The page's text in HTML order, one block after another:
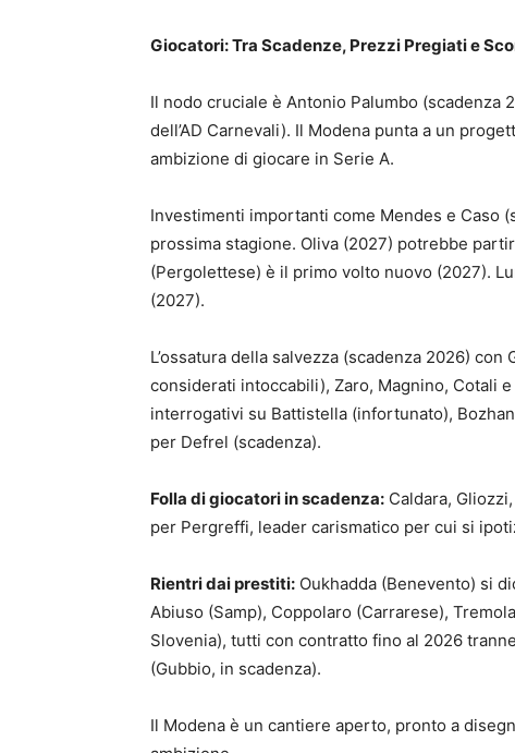
Giocatori: Tra Scadenze, Prezzi Pregiati e
Il nodo cruciale è Antonio Palumbo (scadenza
dell’AD Carnevali). Il Modena punta a un
ambizione di giocare in Serie A.
Investimenti importanti come Mendes e Caso
prossima stagione. Oliva (2027) potrebbe
(Pergolettese) è il primo volto nuovo (2027).
(2027).
L’ossatura della salvezza (scadenza 2026)
considerati intoccabili), Zaro, Magnino, Cotali
interrogativi su Battistella (infortunato),
per Defrel (scadenza).
Folla di giocatori in scadenza: Caldara,
per Pergreffi, leader carismatico per cui si
Rientri dai prestiti: Oukhadda (Benevento) si
Abiuso (Samp), Coppolaro (Carrarese),
Slovenia), tutti con contratto fino al 2026
(Gubbio, in scadenza).
Il Modena è un cantiere aperto, pronto a